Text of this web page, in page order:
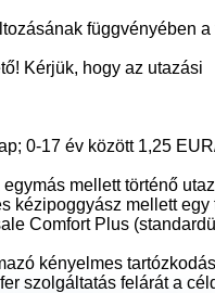
függvényében
Kérjük, hogy az utazási
0-17 év között 1,25
mellett történő
kézipoggyász mellett egy
Comfort Plus
kényelmes
szolgáltatás felárát a